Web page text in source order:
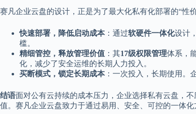
赛凡企业云盘的设计，正是为了最大化私有化部署的“性
快速部署，降低启动成本：通过软硬件一体化设计
槛。
精细管控，释放管理价值 ：其17级权限管理体系，
化，减少了安全运维的长期人力投入。
买断模式，锁定长期成本：一次投入，长期使用。
结语面对公有云持续的成本压力，企业选择私有云盘，
值。赛凡企业云盘致力于通过易用、安全、可控的一体